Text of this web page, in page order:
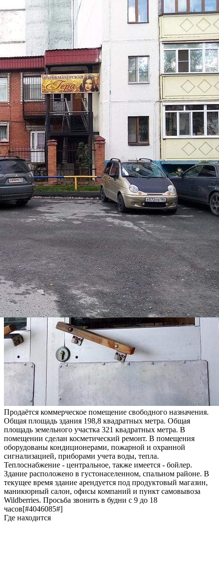
Продаётся коммерческое помещение свободного назначения.
Общая площадь здания 198,8 квадратных метра. Общая
площадь земельного участка 321 квадратных метра. В
помещении сделан косметический ремонт. В помещения
оборудованы кондиционерами, пожарной и охранной
сигнализацией, приборами учета воды, тепла.
Теплоснабжение - центральное, также имеется - бойлер.
Здание расположено в густонаселенном, спальном районе. В
текущее время здание арендуется под продуктовый магазин,
маникюрный салон, офисы компаний и пункт самовывоза
Wildberries. Просьба звонить в будни с 9 до 18
часов[#4046085#]
Где находится